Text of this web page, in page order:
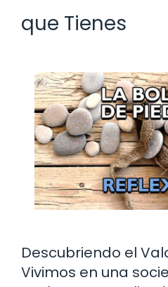
que Tienes
Descubriendo el
Vivimos en una